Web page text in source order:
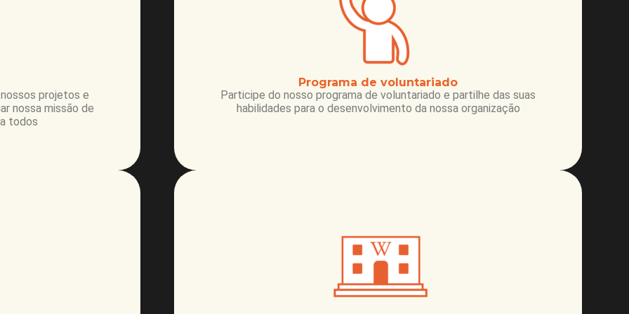
projetos e
nossa missão de
todos
Programa de voluntariado
Participe do nosso programa de voluntariado e partilhe das suas
habilidades para o desenvolvimento da nossa organização